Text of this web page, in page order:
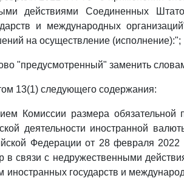
действиями Соединенных
и международных
на осуществление (исполнение):";
"предусмотренный" заменить
13(1) следующего содержания:
Комиссии размера обязательной
деятельности иностранной
Федерации от 28 февраля
в связи с недружественными
иностранных государств и